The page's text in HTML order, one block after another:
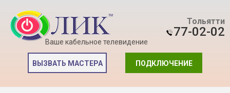
Ваше кабельное телевидение
Тольятти
77-02-02
ПОДКЛЮЧЕНИЕ
ВЫЗВАТЬ МАСТЕРА